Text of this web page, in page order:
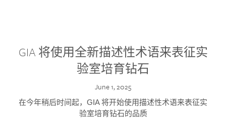
GIA 将使用全新描述性术语来表征实
验室培育钻石
June 1, 2025
在今年稍后时间起，GIA 将开始使用描述性术语来表征实
验室培育钻石的品质